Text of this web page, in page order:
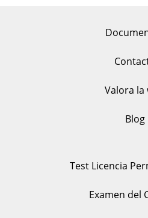
Valora la
Blog
Test Licencia
Examen del